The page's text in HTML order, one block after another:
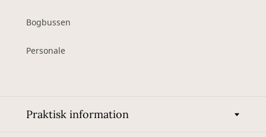
Bogbussen
Personale
Praktisk information